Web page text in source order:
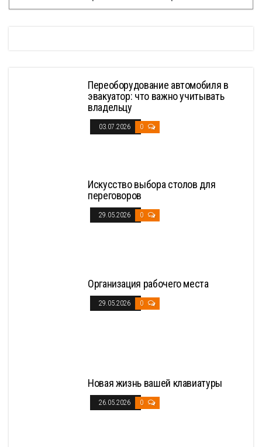
Переоборудование автомобиля в
эвакуатор: что важно учитывать
владельцу
03.07.2026 0
Искусство выбора столов для
переговоров
29.05.2026 0
Организация рабочего места
29.05.2026 0
Новая жизнь вашей клавиатуры
26.05.2026 0